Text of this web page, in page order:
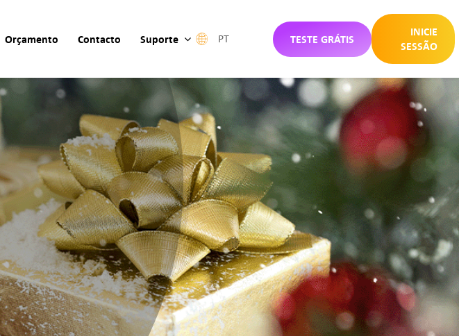
Orçamento Contacto Suporte PT TESTE GRÁTIS
INICIE
SESSÃO